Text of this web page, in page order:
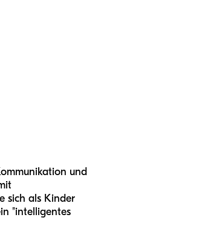
und
sich als Kinder
"intelligentes